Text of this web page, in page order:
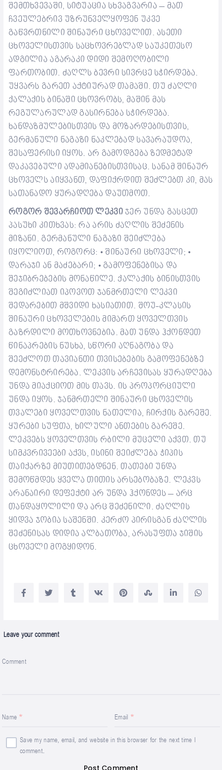
შემთხვევაში, სიტუაცია სხვაგვარია – მათ
ჩვეულებრივ უზრუნველყოფენ უკვე
გაწვრთნილი შინაური ცხოველით. ასეთი
ცხოველისთვის საცხოვრებლად საუკეთესო
ადგილია აგარაკი დიდი შემოღობილი
ფართობით. ძაღლს ბევრი სივრცე სჭირდება.
უყვარს გარეთ აქტიურად თამაში. თუ ძაღლი
ქალაქის ბინაში ცხოვრობს, მაშინ მას
რეგულარულად გასირნება სჭირდება.
ხანდაზმულებისთვის და მოზარდებისთვის,
გერმანული ნაგაზი ნაკლებად სავარაუდოა,
შესაფერისი იყოს. არ გამოდგება ზედმეტად
დაკავებული ადამიანებისთვისაც. სანამ შინაურ
ცხოველს აიყვანთ, დაფიქრდით შეძლებთ კი, მას
სათანადო ყურადღება დაუთმოთ.
როგორ შევარჩიოთ ლეკვი ჯერ უნდა გასცეთ
პასუხი კითხვას: რა არის ძაღლის შეძენის
მიზანი. გერმანული ნაგაზი შეიძლება
იყოლიოთ, როგორც: •შინაური ცხოველი; •
დარაჯი ან მაძებარი; • გამოფენებისა და
შეჯიბრებების მონაწილე. ქალაქის ბინისთვის
შეგიძლიათ იპოვოთ ჯანმრთელი ლეკვი
შედარებით მშვიდი ხასიათით. შოუ-კლასის
შინაური ცხოველების მიმართ ყოველთვის
გაზრდილი მოთხოვნებია. მათ უნდა ჰქონდეთ
წინაპრების ნუსხა, სწორი აღნაგობა და
შეეძლოთ თავიანთი თვისებების გამოფენებზე
დემონსტრირება. ლეკვის არჩევისას ყურადღება
უნდა მიაქციოთ მის თავს. ის პროპორციული
უნდა იყოს. ჯანმრთელი შინაური ცხოველის
თვალები ყოველთვის ნათელია, ჩირქის გარეშე.
ყურები სუფთა, ხილული ანთების გარეშე.
ლეკვებს ყოველთვის რბილი მუცელი აქვთ. თუ
სიმკვრივეები აქვს, ისინი შეიძლება ჭიპის
თაიქარზე მიუთითებდნენ. თათები უნდა
შემოწმდეს ყველა თითის არსებობაზე. ლეკვს
არანაირი დეფექტი არ უნდა ჰქონდეს – არც
თანდაყოლილი და არც შეძენილი. ძაღლის
ყიდვა ჯობია საშენში. კერძო პირისგან ძაღლის
შეძენისას დიდია ალბათობა, არასუფთა ჯიშის
ცხოველი მოგყიდონ.
Leave your comment
Comment
Name Email
Save my name, email, and website in this browser for the next time I
comment.